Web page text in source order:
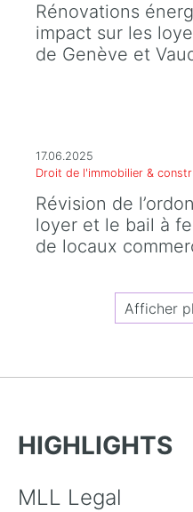
Rénovations
impact sur les
de Genève et
17.06.2025
Droit de l'immobilier &
Révision de
loyer et le bail à
de locaux
Afficher
HIGHLIGHTS
MLL Legal